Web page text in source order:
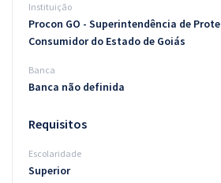
Instituição
Procon GO - Superintendência de
Consumidor do Estado de Goiás
Banca
Banca não definida
Requisitos
Escolaridade
Superior